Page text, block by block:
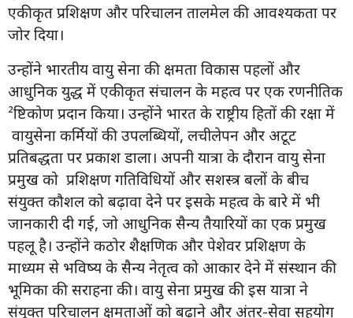
एकीकृत प्रशिक्षण और परिचालन तालमेल की आवश्यकता पर
जोर दिया।
उन्होंने भारतीय वायु सेना की क्षमता विकास पहलों और
आधुनिक युद्ध में एकीकृत संचालन के महत्व पर एक रणनीतिक
²ष्टिकोण प्रदान किया। उन्होंने भारत के राष्ट्रीय हितों की रक्षा में
वायुसेना कर्मियों की उपलब्धियों, लचीलेपन और अटूट
प्रतिबद्धता पर प्रकाश डाला। अपनी यात्रा के दौरान वायु सेना
प्रमुख को प्रशिक्षण गतिविधियों और सशस्त्र बलों के बीच
संयुक्त कौशल को बढ़ावा देने पर इसके महत्व के बारे में भी
जानकारी दी गई, जो आधुनिक सैन्य तैयारियों का एक प्रमुख
पहलू है। उन्होंने कठोर शैक्षणिक और पेशेवर प्रशिक्षण के
माध्यम से भविष्य के सैन्य नेतृत्व को आकार देने में संस्थान की
भूमिका की सराहना की। वायु सेना प्रमुख की इस यात्रा ने
संयुक्त परिचालन क्षमताओं को बढ़ाने और अंतर-सेवा सहयोग